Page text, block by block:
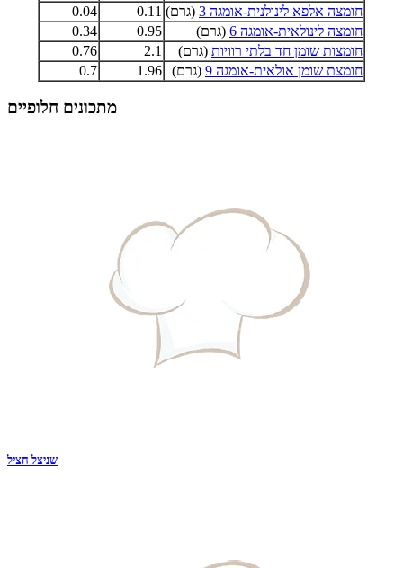
חומצה אלפא לינולנית-אומגה 3
(גרם) 0.11
0.04
חומצה לינולאית-אומגה 6
(גרם) 0.95
0.34
חומצות שומן חד בלתי רוויות (גרם) 2.1
0.76
חומצת שומן אולאית-אומגה 9
(גרם) 1.96
0.7
מתכונים חלופיים
שניצל חציל